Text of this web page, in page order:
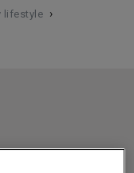
lifestyle ›